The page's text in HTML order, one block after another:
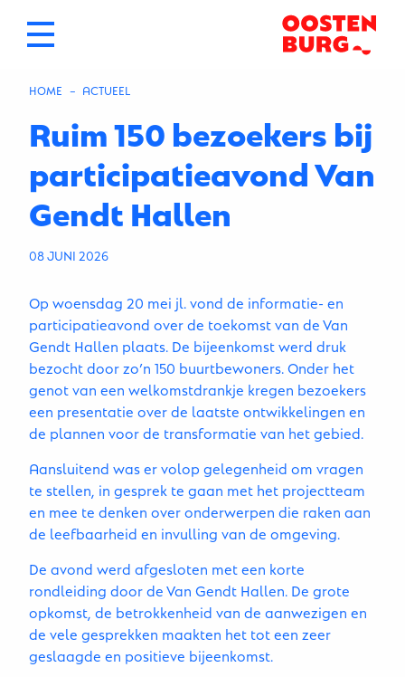
HOME ACTUEEL
HUIDIGE PAGINA: RUIM 150 BEZOEKERS BIJ PARTICIPATIEAVOND
Ruim 150 bezoekers bij
participatieavond Van
Gendt Hallen
08 JUNI 2026
Op woensdag 20 mei jl. vond de informatie- en
participatieavond over de toekomst van de Van
Gendt Hallen plaats. De bijeenkomst werd druk
bezocht door zo’n 150 buurtbewoners. Onder het
genot van een welkomstdrankje kregen bezoekers
een presentatie over de laatste ontwikkelingen en
de plannen voor de transformatie van het gebied.
Aansluitend was er volop gelegenheid om vragen
te stellen, in gesprek te gaan met het projectteam
en mee te denken over onderwerpen die raken aan
de leefbaarheid en invulling van de omgeving.
De avond werd afgesloten met een korte
rondleiding door de Van Gendt Hallen. De grote
opkomst, de betrokkenheid van de aanwezigen en
de vele gesprekken maakten het tot een zeer
geslaagde en positieve bijeenkomst.